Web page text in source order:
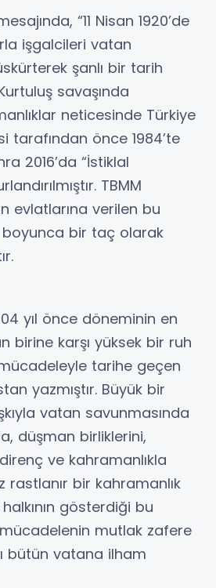
“11 Nisan 1920’de
işgalcileri vatan
şanlı bir tarih
savaşında
neticesinde Türkiye
tarafından önce 1984’te
2016’da “İstiklal
TBMM
evlatlarına verilen bu
boyunca bir taç olarak
yıl önce döneminin en
birine karşı yüksek bir ruh
tarihe geçen
yazmıştır. Büyük bir
vatan savunmasında
düşman birliklerini,
ve kahramanlıkla
rastlanır bir kahramanlık
gösterdiği bu
mücadelenin mutlak zafere
bütün vatana ilham